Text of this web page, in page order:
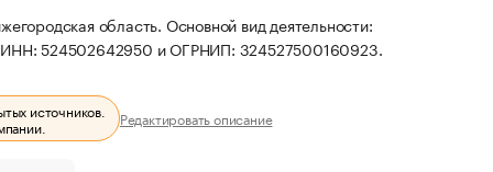
область. Основной вид деятельности:
ИНН: 524502642950 и ОГРНИП: 324527500160923.
источников.
Редактировать описание